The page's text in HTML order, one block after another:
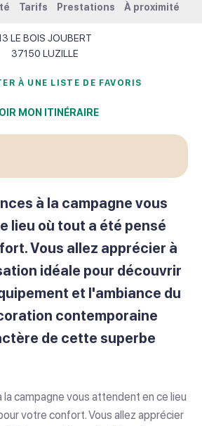
Tarifs Prestations À proximité
LE BOIS JOUBERT
37150 LUZILLE
À UNE LISTE DE FAVORIS
MON ITINÉRAIRE
à la campagne vous
lieu où tout a été pensé
Vous allez apprécier à
idéale pour découvrir
et l'ambiance du
contemporaine
de cette superbe
la campagne vous attendent en ce lieu
votre confort. Vous allez apprécier